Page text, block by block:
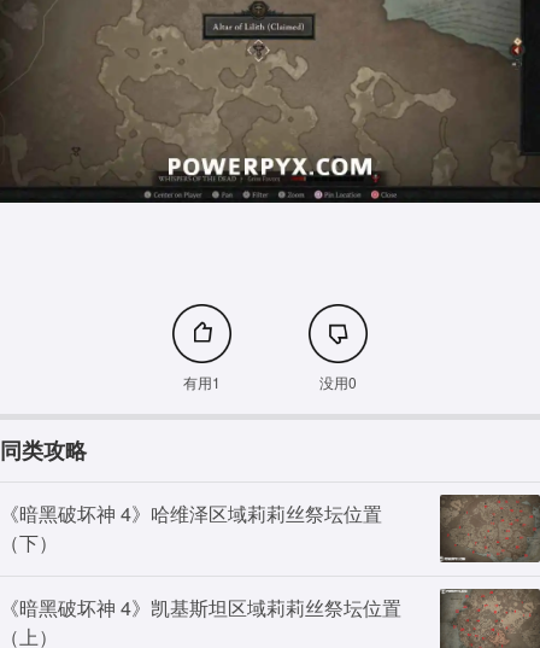
有用1 没用0
同类攻略
《暗黑破坏神 4》哈维泽区域莉莉丝祭坛位置
（下）
《暗黑破坏神 4》凯基斯坦区域莉莉丝祭坛位置
（上）